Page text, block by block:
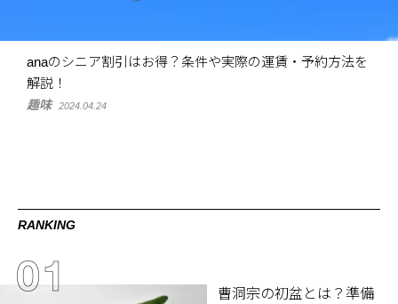
anaのシニア割引はお得？条件や実際の運賃・予約方法を
解説！
趣味 2024.04.24
RANKING
曹洞宗の初盆とは？準備